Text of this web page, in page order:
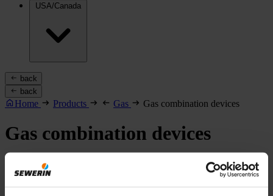
USA/Canada
back
back
Home Products Gas Gas combination devices
Gas combination devices
(0)
Filter